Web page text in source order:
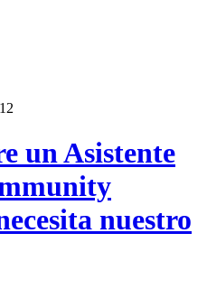
un Asistente
nuestro